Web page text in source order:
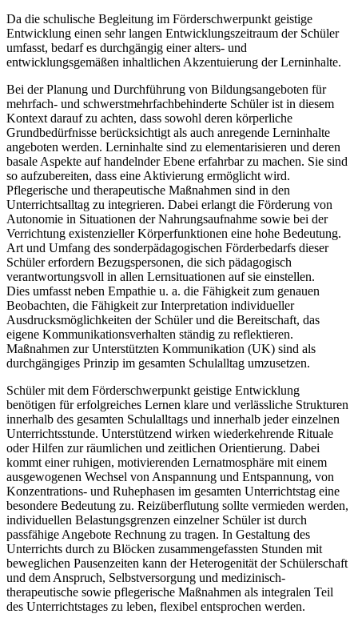
Da die schulische Begleitung im Förderschwerpunkt geistige
Entwicklung einen sehr langen Entwicklungszeitraum der Schüler
umfasst, bedarf es durchgängig einer alters- und
entwicklungsgemäßen inhaltlichen Akzentuierung der Lerninhalte.
Bei der Planung und Durchführung von Bildungsangeboten für
mehrfach- und schwerstmehrfachbehinderte Schüler ist in diesem
Kontext darauf zu achten, dass sowohl deren körperliche
Grundbedürfnisse berücksichtigt als auch anregende Lerninhalte
angeboten werden. Lerninhalte sind zu elementarisieren und deren
basale Aspekte auf handelnder Ebene erfahrbar zu machen. Sie sind
so aufzubereiten, dass eine Aktivierung ermöglicht wird.
Pflegerische und therapeutische Maßnahmen sind in den
Unterrichtsalltag zu integrieren. Dabei erlangt die Förderung von
Autonomie in Situationen der Nahrungsaufnahme sowie bei der
Verrichtung existenzieller Körperfunktionen eine hohe Bedeutung.
Art und Umfang des sonderpädagogischen Förderbedarfs dieser
Schüler erfordern Bezugspersonen, die sich pädagogisch
verantwortungsvoll in allen Lernsituationen auf sie einstellen.
Dies umfasst neben Empathie u. a. die Fähigkeit zum genauen
Beobachten, die Fähigkeit zur Interpretation individueller
Ausdrucksmöglichkeiten der Schüler und die Bereitschaft, das
eigene Kommunikationsverhalten ständig zu reflektieren.
Maßnahmen zur Unterstützten Kommunikation (UK) sind als
durchgängiges Prinzip im gesamten Schulalltag umzusetzen.
Schüler mit dem Förderschwerpunkt geistige Entwicklung
benötigen für erfolgreiches Lernen klare und verlässliche Strukturen
innerhalb des gesamten Schulalltags und innerhalb jeder einzelnen
Unterrichtsstunde. Unterstützend wirken wiederkehrende Rituale
oder Hilfen zur räumlichen und zeitlichen Orientierung. Dabei
kommt einer ruhigen, motivierenden Lernatmosphäre mit einem
ausgewogenen Wechsel von Anspannung und Entspannung, von
Konzentrations- und Ruhephasen im gesamten Unterrichtstag eine
besondere Bedeutung zu. Reizüberflutung sollte vermieden werden,
individuellen Belastungsgrenzen einzelner Schüler ist durch
passfähige Angebote Rechnung zu tragen. In Gestaltung des
Unterrichts durch zu Blöcken zusammengefassten Stunden mit
beweglichen Pausenzeiten kann der Heterogenität der Schülerschaft
und dem Anspruch, Selbstversorgung und medizinisch-
therapeutische sowie pflegerische Maßnahmen als integralen Teil
des Unterrichtstages zu leben, flexibel entsprochen werden.